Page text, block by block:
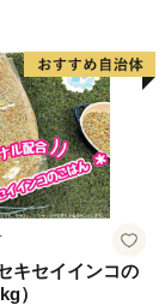
キセイインコの
）